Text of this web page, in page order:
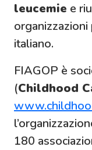
leucemie e
italiano.
FIAGOP è
(Childhood
180